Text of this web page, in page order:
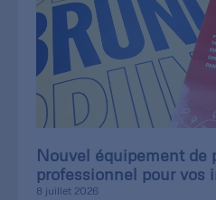
Nouvel équipement de
professionnel pour vos
8 juillet 2026